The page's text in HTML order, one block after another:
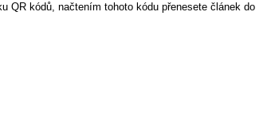
QR kódů, načtením tohoto kódu přenesete článek do